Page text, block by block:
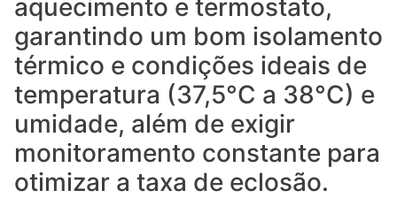
aquecimento e termostato,
garantindo um bom isolamento
térmico e condições ideais de
temperatura (37,5°C a 38°C) e
umidade, além de exigir
monitoramento constante para
otimizar a taxa de eclosão.